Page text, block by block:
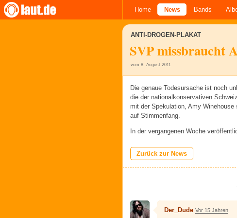
Home News Bands
ANTI-DROGEN-PLAKAT
SVP missbraucht
vom 8. August 2011
Die genaue Todesursache ist noch
die der nationalkonservativen
mit der Spekulation, Amy
auf Stimmenfang.
In der vergangenen Woche
Zurück zur News
Der_Dude Vor 15 Jahren